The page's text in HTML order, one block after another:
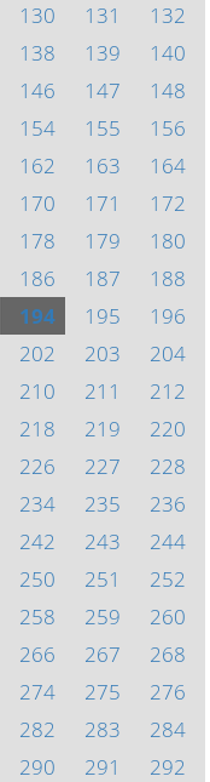
130 131
132
138 139
140
146 147
148
154 155
156
162 163
164
170 171
172
178 179
180
186 187
188
194 195
196
202 203
204
210 211
212
218 219
220
226 227
228
234 235
236
242 243
244
250 251
252
258 259
260
266 267
268
274 275
276
282 283
284
290 291
292